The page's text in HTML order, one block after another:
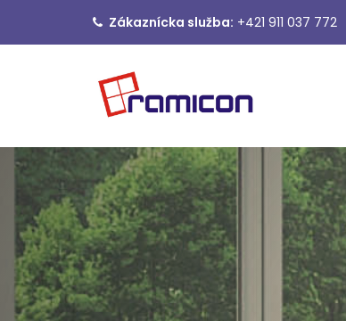
Zákaznícka služba: +421 911 037 772